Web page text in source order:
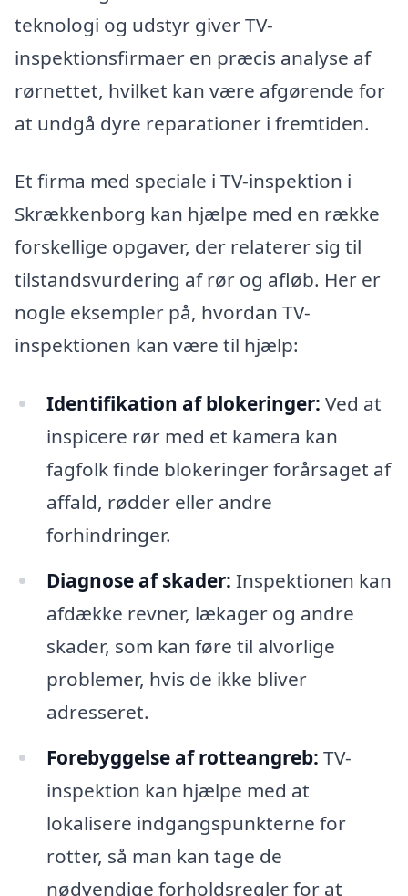
teknologi og udstyr giver TV-
inspektionsfirmaer en præcis analyse af
rørnettet, hvilket kan være afgørende for
at undgå dyre reparationer i fremtiden.
Et firma med speciale i TV-inspektion i
Skrækkenborg kan hjælpe med en række
forskellige opgaver, der relaterer sig til
tilstandsvurdering af rør og afløb. Her er
nogle eksempler på, hvordan TV-
inspektionen kan være til hjælp:
Identifikation af blokeringer: Ved at
inspicere rør med et kamera kan
fagfolk finde blokeringer forårsaget af
affald, rødder eller andre
forhindringer.
Diagnose af skader: Inspektionen kan
afdække revner, lækager og andre
skader, som kan føre til alvorlige
problemer, hvis de ikke bliver
adresseret.
Forebyggelse af rotteangreb: TV-
inspektion kan hjælpe med at
lokalisere indgangspunkterne for
rotter, så man kan tage de
nødvendige forholdsregler for at